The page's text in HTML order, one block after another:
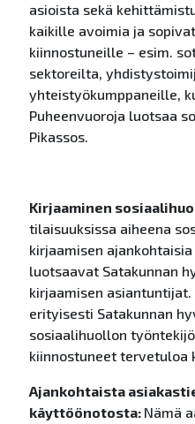
asioista sekä
kaikille avoimia ja
kiinnostuneille – esim.
sektoreilta,
yhteistyökumppaneille,
Puheenvuoroja luotsaa
Pikassos.
Kirjaaminen
tilaisuuksissa aiheena
kirjaamisen
luotsaavat Satakunnan
kirjaamisen
erityisesti Satakunnan
sosiaalihuollon
kiinnostuneet tervetuloa
Ajankohtaista
käyttöönotosta: Nämä